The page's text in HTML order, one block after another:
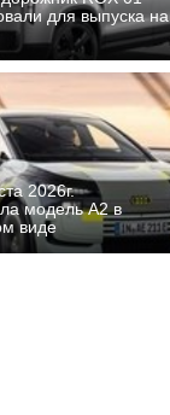
для выпуска на
2026г.
модель A2 в
виде